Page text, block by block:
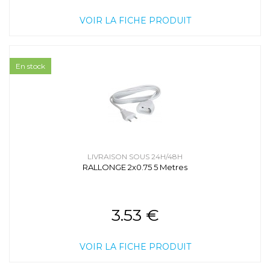
VOIR LA FICHE PRODUIT
LIVRAISON SOUS 24H/48H
RALLONGE 2x0.75 5 Metres
3.53 €
VOIR LA FICHE PRODUIT
En stock